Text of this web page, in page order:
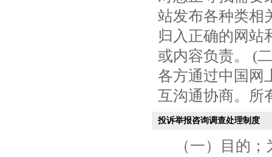
站发布各种类相
归入正确的网站
或内容负责。 (
各方通过中国网
互沟通协商。所
投诉举报咨询调查处理制度
（一）目的